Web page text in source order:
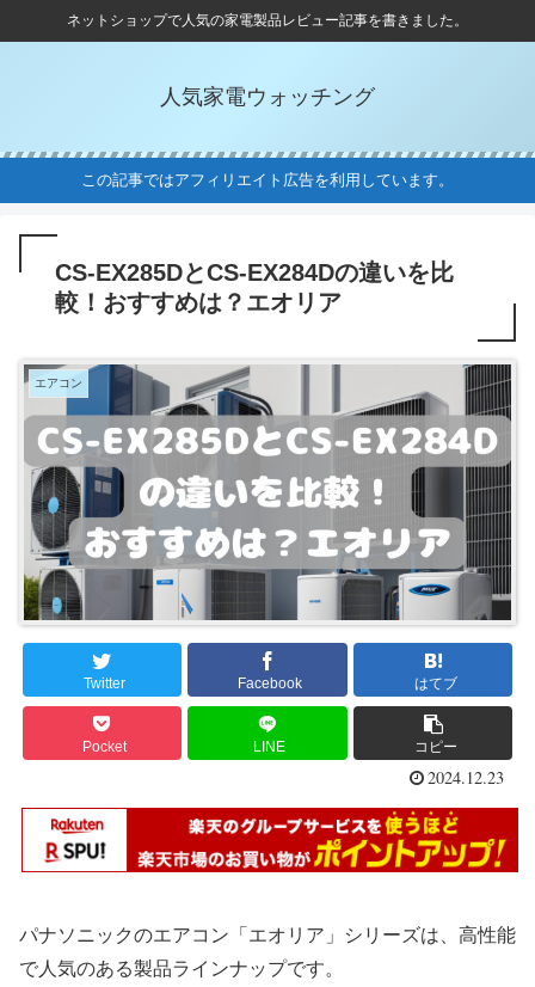
ネットショップで人気の家電製品レビュー記事を書きました。
人気家電ウォッチング
この記事ではアフィリエイト広告を利用しています。
CS-EX285DとCS-EX284Dの違いを比
較！おすすめは？エオリア
エアコン
Twitter Facebook はてブ
Pocket LINE コピー
2024.12.23
パナソニックのエアコン「エオリア」シリーズは、高性能
で人気のある製品ラインナップです。